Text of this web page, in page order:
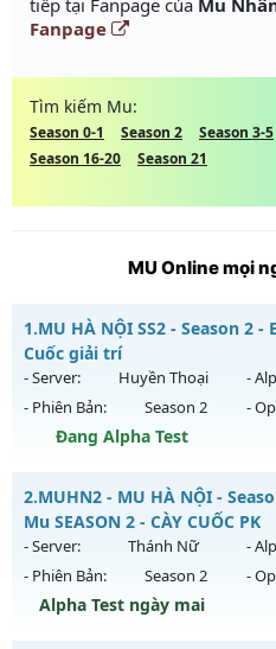
tiếp tại Fanpage của Mu
Fanpage
Tìm kiếm Mu:
Season 0-1 Season 2 Season 3-5
Season 16-20
Season 21
MU Online mọi
1.MU HÀ NỘI SS2 - Season 2 -
Cuốc giải trí
- Server: Huyền Thoại -
- Phiên Bản:
Season 2 -
Đang Alpha Test
MU HÀ NỘI SS2 - Cày Cuốc giải
Mu mới ra tháng 08 2026 - Mở
20h ngày 08/08/2626
Exp: 9999x - Drop: 99%
Kiểu reset: Reset In Game
2.MUHN2 - MU HÀ NỘI -
Mu SEASON 2 - CÀY CUỐC PK
- Server: Thánh Nữ -
- Phiên Bản:
Season 2 -
Alpha Test ngày mai